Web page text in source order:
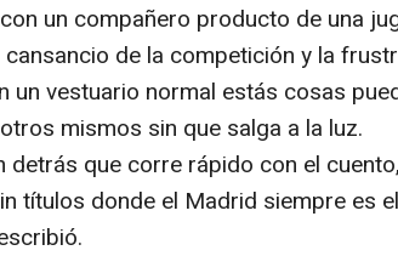
un compañero producto de una
de la competición y la
un vestuario normal estás cosas
mismos sin que salga a la luz.
detrás que corre rápido con el cuento,
títulos donde el Madrid siempre es